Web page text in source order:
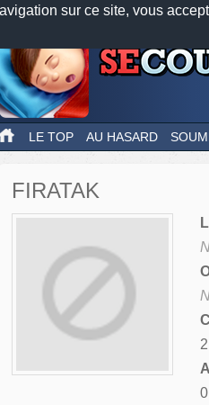
sur ce site, vous
LE TOP AU HASARD
FIRATAK
2
0